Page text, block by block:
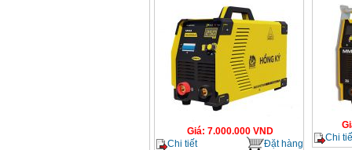
Giá: 7.000.000VND
Chi tiết
Đặt hàng
Chi